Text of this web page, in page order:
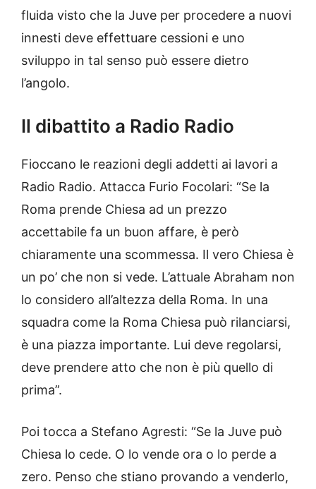
fluida visto che la Juve per procedere a nuovi
innesti deve effettuare cessioni e uno
sviluppo in tal senso può essere dietro
l’angolo.
Il dibattito a Radio Radio
Fioccano le reazioni degli addetti ai lavori a
Radio Radio. Attacca Furio Focolari: “Se la
Roma prende Chiesa ad un prezzo
accettabile fa un buon affare, è però
chiaramente una scommessa. Il vero Chiesa è
un po’ che non si vede. L’attuale Abraham non
lo considero all’altezza della Roma. In una
squadra come la Roma Chiesa può rilanciarsi,
è una piazza importante. Lui deve regolarsi,
deve prendere atto che non è più quello di
prima”.
Poi tocca a Stefano Agresti: “Se la Juve può
Chiesa lo cede. O lo vende ora o lo perde a
zero. Penso che stiano provando a venderlo,